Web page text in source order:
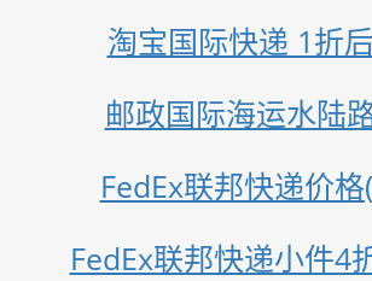
淘宝国际快递 1折
邮政国际海运水陆
FedEx联邦快递价
FedEx联邦快递小件4